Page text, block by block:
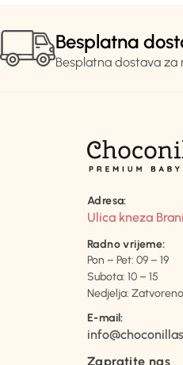
Besplatna
Besplatna dostava za
Adresa:
Ulica kneza
Radno vrijeme:
Pon – Pet: 09 – 19
Subota: 10 – 15
Nedjelja: Zatvoreno
E-mail:
Zapratite nas